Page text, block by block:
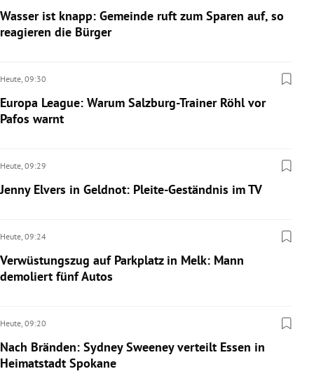
Wasser ist knapp: Gemeinde ruft zum Sparen auf, so
reagieren die Bürger
Heute, 09:30
Europa League: Warum Salzburg-Trainer Röhl vor
Pafos warnt
Heute, 09:29
Jenny Elvers in Geldnot: Pleite-Geständnis im TV
Heute, 09:24
Verwüstungszug auf Parkplatz in Melk: Mann
demoliert fünf Autos
Heute, 09:20
Nach Bränden: Sydney Sweeney verteilt Essen in
Heimatstadt Spokane